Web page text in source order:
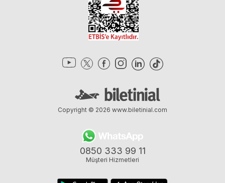
0850 333 99 11
Müşteri Hizmetleri
Copyright © 2026 www.biletinial.com